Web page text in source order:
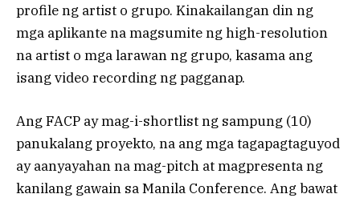
profile ng artist o grupo. Kinakailangan din ng
mga aplikante na magsumite ng high-resolution
na artist o mga larawan ng grupo, kasama ang
isang video recording ng pagganap.
Ang FACP ay mag-i-shortlist ng sampung (10)
panukalang proyekto, na ang mga tagapagtaguyod
ay aanyayahan na mag-pitch at magpresenta ng
kanilang gawain sa Manila Conference. Ang bawat